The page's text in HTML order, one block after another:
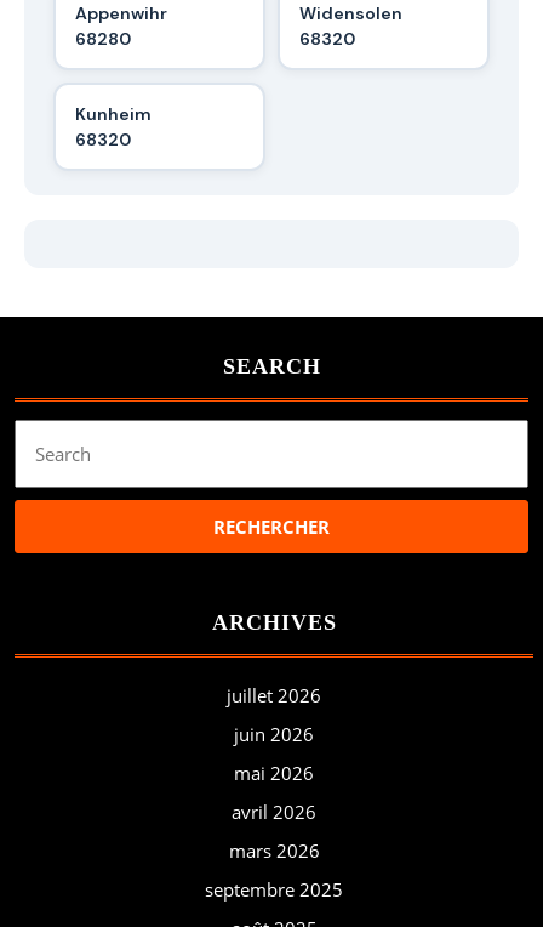
Appenwihr
68280
Widensolen
68320
Kunheim
68320
SEARCH
for:
ARCHIVES
juillet 2026
juin 2026
mai 2026
avril 2026
mars 2026
septembre 2025